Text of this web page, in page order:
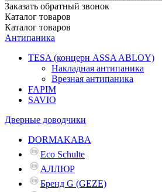
Заказать обратный звонок
Каталог товаров
Каталог товаров
Антипаника
TESA (концерн ASSA ABLOY)
Накладная антипаника
Врезная антипаника
FAPIM
SAVIO
Дверные доводчики
DORMAKABA
Eco Schulte
АЛЛЮР
Бренд G (GEZE)